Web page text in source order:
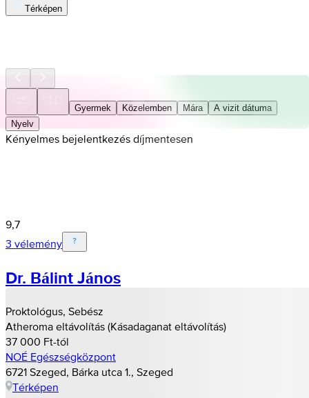
Térképen
Gyermek Közelemben Mára
A vizit dátuma
Nyelv
Kényelmes bejelentkezés díjmentesen
9,7
3 vélemény
Dr. Bálint János
Proktológus, Sebész
Atheroma eltávolítás (Kásadaganat eltávolítás)
37 000 Ft-tól
NOÉ Egészségközpont
6721 Szeged, Bárka utca 1., Szeged
Térképen